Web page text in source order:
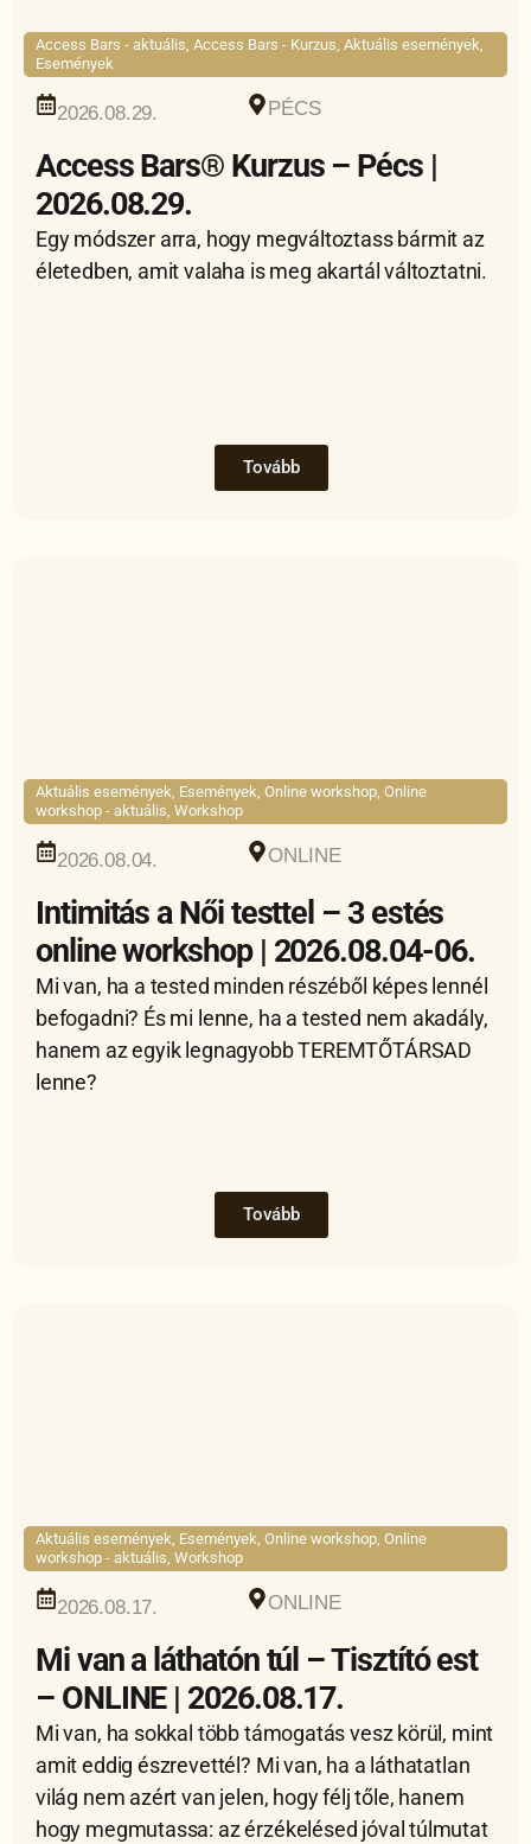
Access Bars - aktuális, Access Bars - Kurzus, Aktuális események,
Események
2026.08.29. PÉCS
Access Bars® Kurzus – Pécs |
2026.08.29.
Egy módszer arra, hogy megváltoztass bármit az
életedben, amit valaha is meg akartál változtatni.
Tovább
Aktuális események, Események, Online workshop, Online
workshop - aktuális, Workshop
2026.08.04. ONLINE
Intimitás a Női testtel – 3 estés
online workshop | 2026.08.04-06.
Mi van, ha a tested minden részéből képes lennél
befogadni? És mi lenne, ha a tested nem akadály,
hanem az egyik legnagyobb TEREMTŐTÁRSAD
lenne?
Tovább
Aktuális események, Események, Online workshop, Online
workshop - aktuális, Workshop
2026.08.17. ONLINE
Mi van a láthatón túl – Tisztító est
– ONLINE | 2026.08.17.
Mi van, ha sokkal több támogatás vesz körül, mint
amit eddig észrevettél? Mi van, ha a láthatatlan
világ nem azért van jelen, hogy félj tőle, hanem
hogy megmutassa: az érzékelésed jóval túlmutat